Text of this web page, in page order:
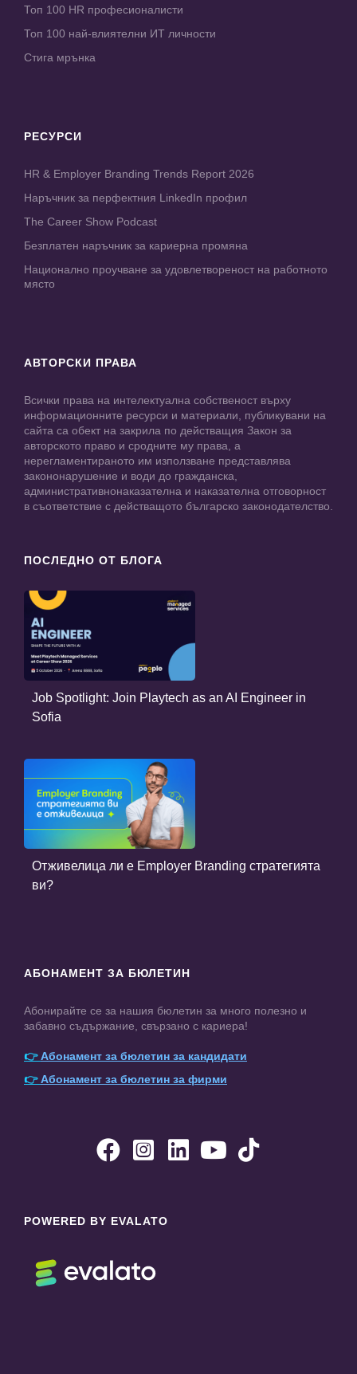
Топ 100 HR професионалисти
Топ 100 най-влиятелни ИТ личности
Стига мрънка
РЕСУРСИ
HR & Employer Branding Trends Report 2026
Наръчник за перфектния LinkedIn профил
The Career Show Podcast
Безплатен наръчник за кариерна промяна
Национално проучване за удовлетвореност на работното
място
АВТОРСКИ ПРАВА
Всички права на интелектуална собственост върху
информационните ресурси и материали, публикувани на
сайта са обект на закрила по действащия Закон за
авторското право и сродните му права, а
нерегламентираното им използване представлява
закононарушение и води до гражданска,
административнонаказателна и наказателна отговорност
в съответствие с действащото българско законодателство.
ПОСЛЕДНО ОТ БЛОГА
Job Spotlight: Join Playtech as an AI Engineer in
Sofia
Отживелица ли е Employer Branding стратегията
ви?
АБОНАМЕНТ ЗА БЮЛЕТИН
Абонирайте се за нашия бюлетин за много полезно и
забавно съдържание, свързано с кариера!
👉Абонамент за бюлетин за кандидати
👉Абонамент за бюлетин за фирми
    
POWERED BY EVALATO